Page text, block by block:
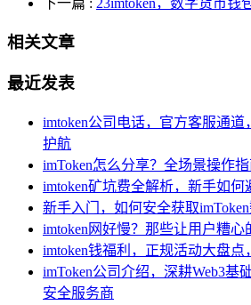
相关文章
最近发表
imtoken公司电话，官方客服通
护航
imToken怎么分享？全场景操作
imtoken矿坑费全解析，新手如何
新手入门，如何安全获取
imtoken网好慢？那些让用户糟
imtoken钱福利，正规活动大盘点
imToken公司介绍，深耕Web3基
安全服务商